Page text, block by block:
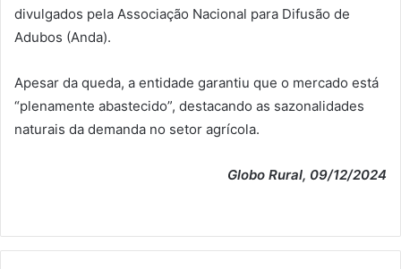
divulgados pela Associação Nacional para Difusão de
Adubos (Anda).
Apesar da queda, a entidade garantiu que o mercado está
“plenamente abastecido”, destacando as sazonalidades
naturais da demanda no setor agrícola.
Globo Rural, 09/12/2024